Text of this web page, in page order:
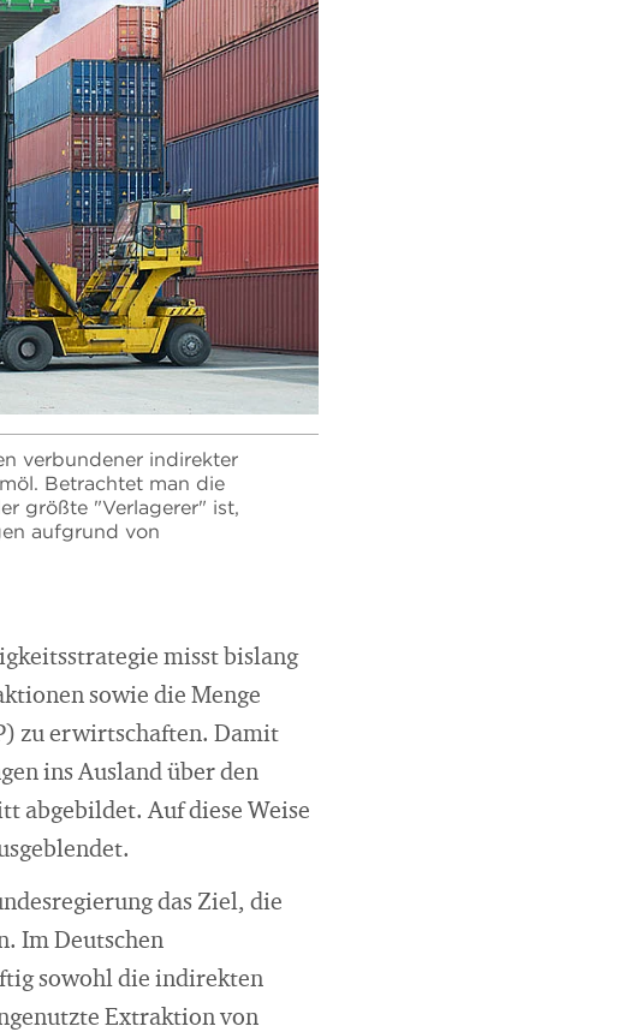
verbundener indirekter
Betrachtet man die
größte "Verlagerer" ist,
aufgrund von
misst bislang
sowie die Menge
zu erwirtschaften. Damit
ins Ausland über den
abgebildet. Auf diese Weise
das Ziel, die
Im Deutschen
sowohl die indirekten
Extraktion von